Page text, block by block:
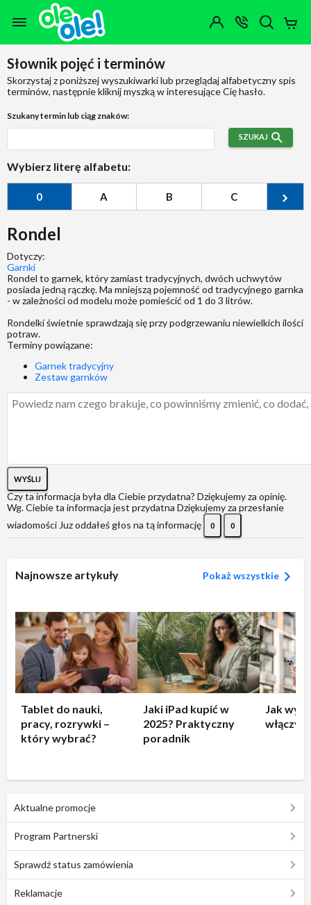
Przejdź do zawartości strony
Przejdź do wyszukiwarki
Przejdź do kategorii
Przejdź do stopki
OTWÓRZ
MENU
Moje
Konto
(0)
Słownik pojęć i terminów
Skorzystaj z poniższej wyszukiwarki lub przeglądaj alfabetyczny spis
terminów, następnie kliknij myszką w interesujące Cię hasło.
Szukany termin lub ciąg znaków:
SZUKAJ
Wybierz literę alfabetu:
0 A B C
Rondel
Dotyczy:
Garnki
Rondel to garnek, który zamiast tradycyjnych, dwóch uchwytów
posiada jedną rączkę. Ma mniejszą pojemność od tradycyjnego garnka
- w zależności od modelu może pomieścić od 1 do 3 litrów.
Rondelki świetnie sprawdzają się przy podgrzewaniu niewielkich ilości
potraw.
Terminy powiązane:
Garnek tradycyjny
Zestaw garnków
WYŚLIJ
Czy ta informacja była dla Ciebie przydatna? Dziękujemy za opinię.
Wg. Ciebie ta informacja jest przydatna Dziękujemy za przesłanie
wiadomości Juz oddałeś głos na tą informację 0 0
Najnowsze artykuły Pokaż wszystkie
Tablet do nauki,
pracy, rozrywki –
który wybrać?
Jaki iPad kupić w
2025? Praktyczny
poradnik
Jak
włączyć
Aktualne promocje
Program Partnerski
Sprawdź status zamówienia
Reklamacje